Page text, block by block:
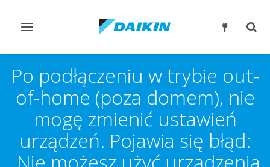
Przełącz
Po podłączeniu w trybie out-
of-home (poza domem), nie
mogę zmienić ustawień
urządzeń. Pojawia się błąd: